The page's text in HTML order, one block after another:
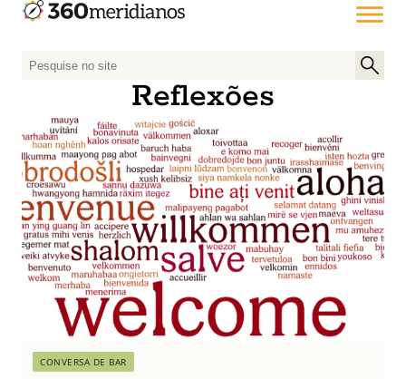
P
u
i
s
a
r
p
o
Reflexões
CONVERSA DE BAR